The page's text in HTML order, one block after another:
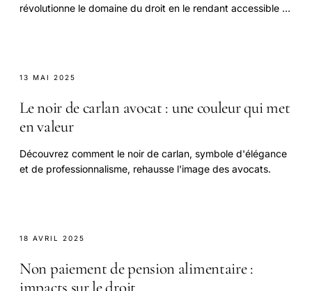
révolutionne le domaine du droit en le rendant accessible et
13 MAI 2025
Le noir de carlan avocat : une couleur qui met
en valeur
Découvrez comment le noir de carlan, symbole d'élégance
et de professionnalisme, rehausse l'image des avocats.
18 AVRIL 2025
Non paiement de pension alimentaire :